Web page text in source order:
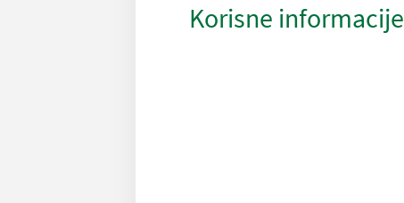
Korisne informacije